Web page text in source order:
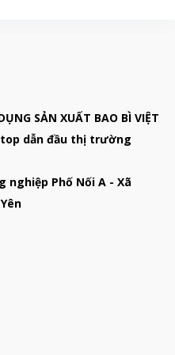
SẢN XUẤT BAO BÌ VIỆT
dẫn đầu thị trường
nghiệp Phố Nối A - Xã